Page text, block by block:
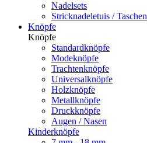
Nadelsets
Stricknadeletuis / Taschen
Knöpfe
Knöpfe
Standardknöpfe
Modeknöpfe
Trachtenknöpfe
Universalknöpfe
Holzknöpfe
Metallknöpfe
Druckknöpfe
Augen / Nasen
Kinderknöpfe